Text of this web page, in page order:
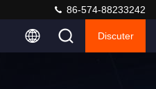
86-574-88233242
Discuter